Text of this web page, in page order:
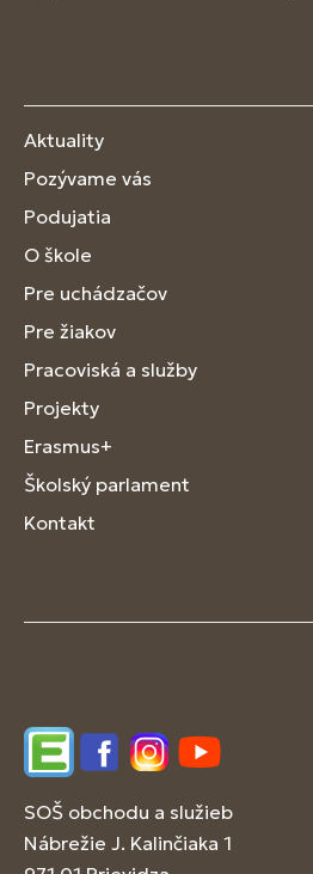
Aktuality
Pozývame vás
Podujatia
O škole
Pre uchádzačov
Pre žiakov
Pracoviská a služby
Projekty
Erasmus+
Školský parlament
Kontakt
EdupageFacebookInstagram
YouTube
SOŠ obchodu a služieb
Nábrežie J. Kalinčiaka 1